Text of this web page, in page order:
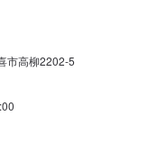
ります。-----ご来店時の注
ださい。駐車スペースは事
受付はスタッフへ「メン
たします。【定休日・営
市高柳2202-5